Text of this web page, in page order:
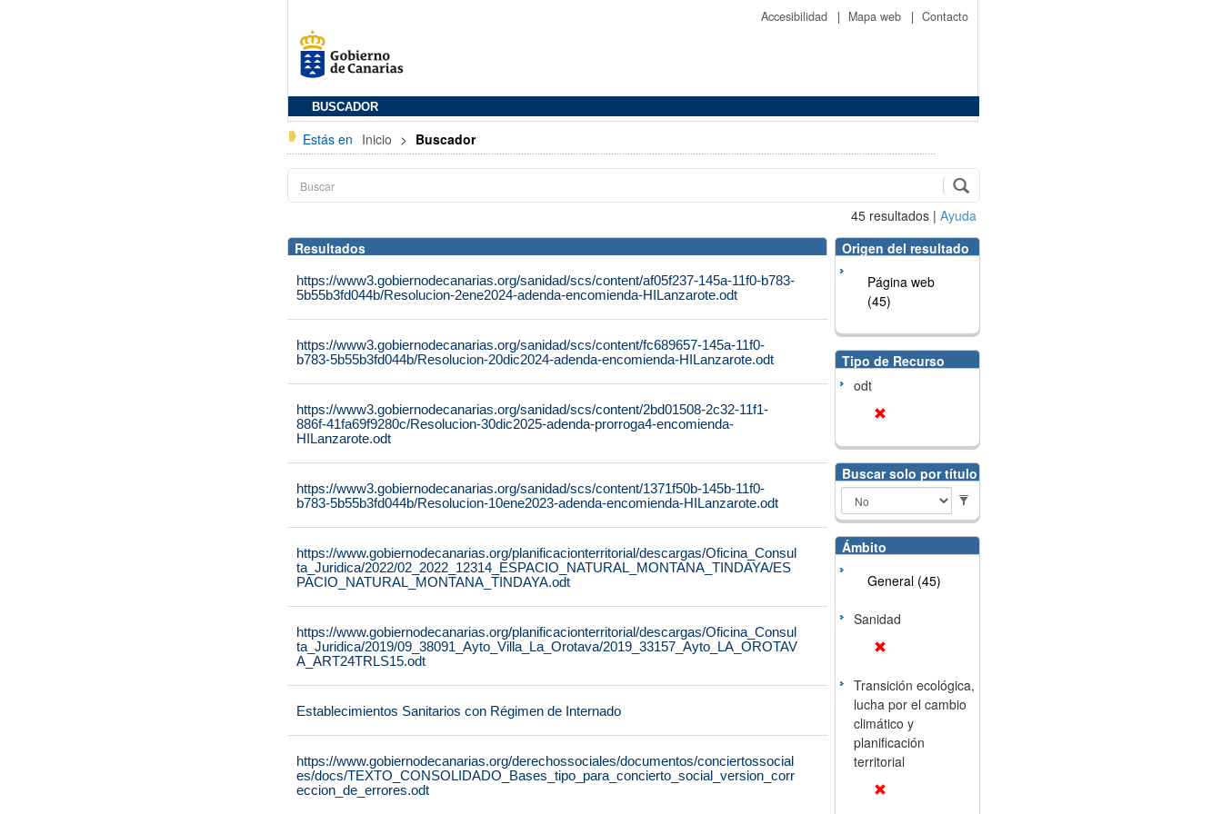
Accesibilidad | Mapa web | Contacto
BUSCADOR
Estás en Inicio > Buscador
45 resultados | Ayuda
Resultados
https://www3.gobiernodecanarias.org/sanidad/scs/content/af05f237-145a-11f0-b783-
5b55b3fd044b/Resolucion-2ene2024-adenda-encomienda-HILanzarote.odt
https://www3.gobiernodecanarias.org/sanidad/scs/content/fc689657-145a-11f0-
b783-5b55b3fd044b/Resolucion-20dic2024-adenda-encomienda-HILanzarote.odt
https://www3.gobiernodecanarias.org/sanidad/scs/content/2bd01508-2c32-11f1-
886f-41fa69f9280c/Resolucion-30dic2025-adenda-prorroga4-encomienda-
HILanzarote.odt
https://www3.gobiernodecanarias.org/sanidad/scs/content/1371f50b-145b-11f0-
b783-5b55b3fd044b/Resolucion-10ene2023-adenda-encomienda-HILanzarote.odt
https://www.gobiernodecanarias.org/planificacionterritorial/descargas/Oficina_Consul
ta_Juridica/2022/02_2022_12314_ESPACIO_NATURAL_MONTANA_TINDAYA/ES
PACIO_NATURAL_MONTANA_TINDAYA.odt
https://www.gobiernodecanarias.org/planificacionterritorial/descargas/Oficina_Consul
ta_Juridica/2019/09_38091_Ayto_Villa_La_Orotava/2019_33157_Ayto_LA_OROTAV
A_ART24TRLS15.odt
Establecimientos Sanitarios con Régimen de Internado
https://www.gobiernodecanarias.org/derechossociales/documentos/conciertossocial
es/docs/TEXTO_CONSOLIDADO_Bases_tipo_para_concierto_social_version_corr
eccion_de_errores.odt
Origen del resultado
Página web
(45)
Tipo de Recurso
odt
Buscar solo por título
Ámbito
General (45)
Sanidad
Transición ecológica,
lucha por el cambio
climático y
planificación
territorial